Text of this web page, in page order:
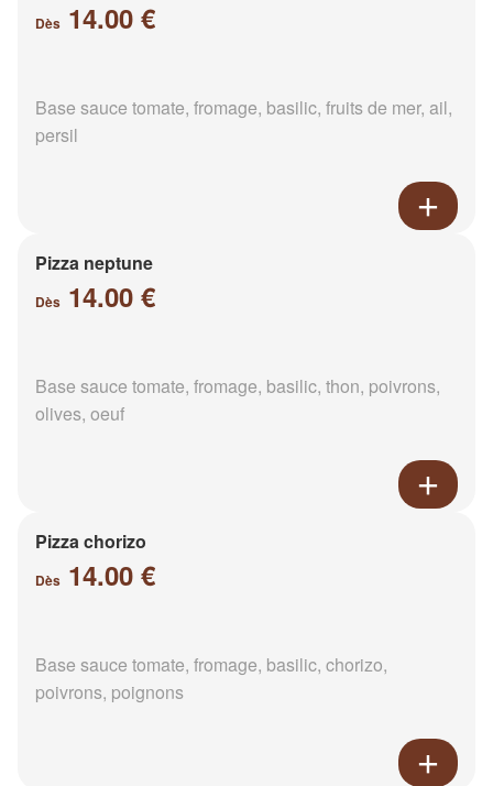
Dès 14.00 €
Base sauce tomate, fromage, basilic, fruits de mer, ail,
persil
Pizza neptune
Dès 14.00 €
Base sauce tomate, fromage, basilic, thon, poivrons,
olives, oeuf
Pizza chorizo
Dès 14.00 €
Base sauce tomate, fromage, basilic, chorizo,
poivrons, poignons